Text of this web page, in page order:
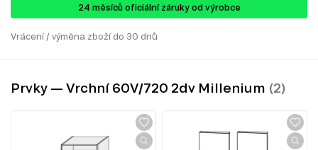
24 ​​​​měsíců oficiální záruky od výrobce
Vrácení / výměna zboží do 30 dnů
Prvky — Vrchní 60V/720 2dv Millenium